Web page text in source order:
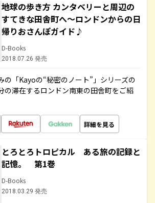
地球の歩き方 カンタベリーと周辺の
すてきな田舎町へ～ロンドンからの日
帰りおさんぽガイド♪
D-Books
2018.07.26 発売
の「Kayoの“秘密のノート”」シリーズの
の滞在するロンドン南東の田舎町をご紹
詳細を見る
とろとろトロピカル ある旅の記録と
記憶。 第1巻
D-Books
2018.03.29 発売